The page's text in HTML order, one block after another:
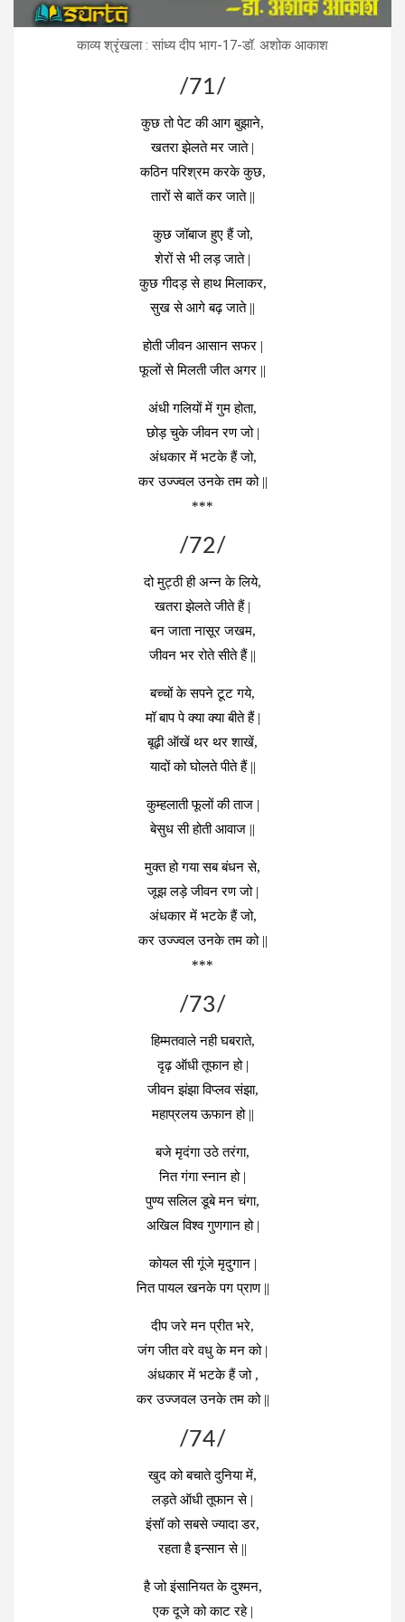
काव्‍य श्रृंखला : सांध्‍य दीप भाग-17-डॉ. अशोक आकाश
/71/
कुछ तो पेट की आग बुझाने,
खतरा झेलते मर जाते |
कठिन परिश्रम करके कुछ,
तारों से बातें कर जाते ||
कुछ जॉबाज हुए हैं जो,
शेरों से भी लड़ जाते |
कुछ गीदड़ से हाथ मिलाकर,
सुख से आगे बढ़ जाते ||
होती जीवन आसान सफर |
फूलों से मिलती जीत अगर ||
अंधी गलियों में गुम होता,
छोड़ चुके जीवन रण जो |
अंधकार में भटके हैं जो,
कर उज्ज्वल उनके तम को ||
***
/72/
दो मुट्ठी ही अन्न के लिये,
खतरा झेलते जीते हैं |
बन जाता नासूर जखम,
जीवन भर रोते सीते हैं ||
बच्चों के सपने टूट गये,
मॉ बाप पे क्या क्या बीते हैं |
बूढ़ी ऑखें थर थर शाखें,
यादों को घोलते पीते हैं ||
कुम्हलाती फूलों की ताज |
बेसुध सी होती आवाज ||
मुक्त हो गया सब बंधन से,
जूझ लड़े जीवन रण जो |
अंधकार में भटके हैं जो,
कर उज्ज्वल उनके तम को ||
***
/73/
हिम्मतवाले नही घबराते,
दृढ़ ऑधी तूफान हो |
जीवन झंझा विप्लव संझा,
महाप्रलय ऊफान हो ||
बजे मृदंगा उठे तरंगा,
नित गंगा स्नान हो |
पुण्य सलिल डूबे मन चंगा,
अखिल विश्व गुणगान हो |
कोयल सी गूंजे मृदुगान |
नित पायल खनके पग प्राण ||
दीप जरे मन प्रीत भरे,
जंग जीत वरे वधु के मन को |
अंधकार में भटके हैं जो ,
कर उज्जवल उनके तम को ||
/74/
खुद को बचाते दुनिया में,
लड़ते ऑधी तूफान से |
इंसॉ को सबसे ज्यादा डर,
रहता है इन्सान से ||
है जो इंसानियत के दुश्मन,
एक दूजे को काट रहे |